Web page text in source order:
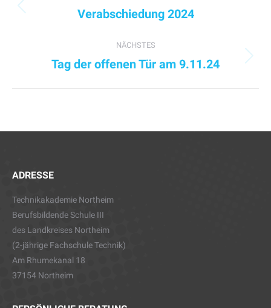
Vorheriger
Verabschiedung 2024
NÄCHSTES
Nächster
Tag der offenen Tür am 9.11.24
ADRESSE
Technikakademie Northeim
Berufsbildende Schule III
des Landkreises Northeim
(2-jährige Fachschule Technik)
Am Rhumekanal 18
37154 Northeim